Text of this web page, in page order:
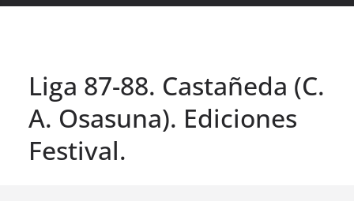
Liga 87-88. Castañeda (C.
A. Osasuna). Ediciones
Festival.